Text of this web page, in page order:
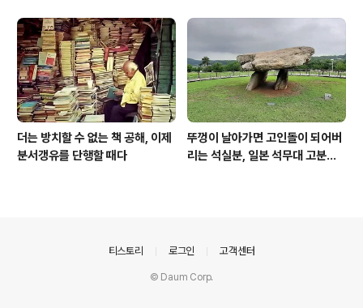
더는 방치할 수 없는 책 공해, 이제
분서갱유를 단행할 때다
뚜껑이 날아가면 고인돌이 되어버
리는 석실분, 일본 석무대 고분의
티스토리 로그인 고객센터
© Daum Corp.